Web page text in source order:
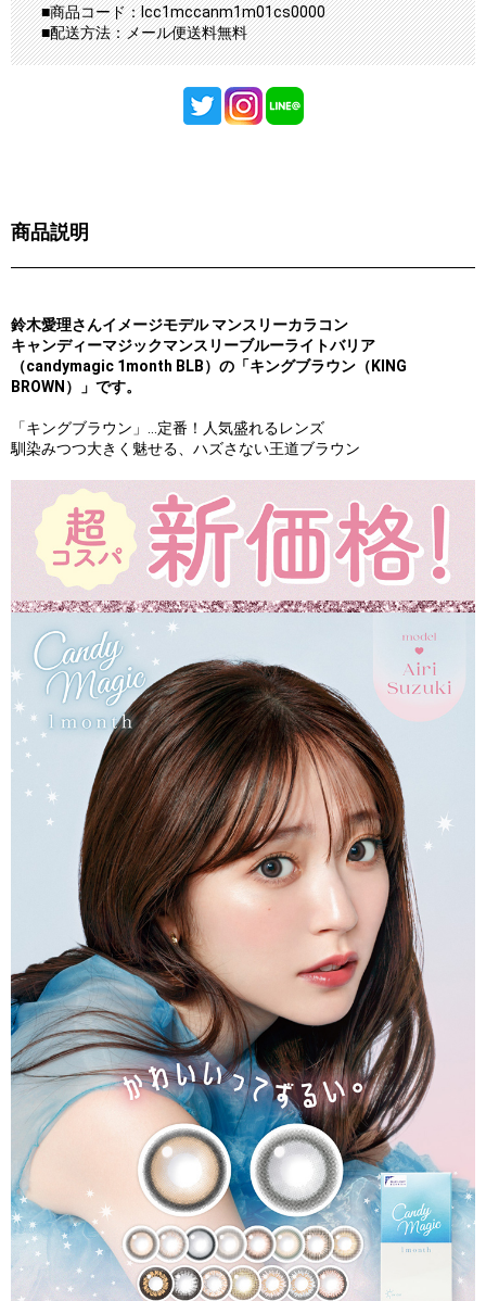
■商品コード：lcc1mccanm1m01cs0000
■配送方法：メール便送料無料
商品説明
鈴木愛理さんイメージモデル マンスリーカラコン
キャンディーマジックマンスリーブルーライトバリア
（candymagic 1month BLB）の「キングブラウン（KING
BROWN）」です。
「キングブラウン」…定番！人気盛れるレンズ
馴染みつつ大きく魅せる、ハズさない王道ブラウン